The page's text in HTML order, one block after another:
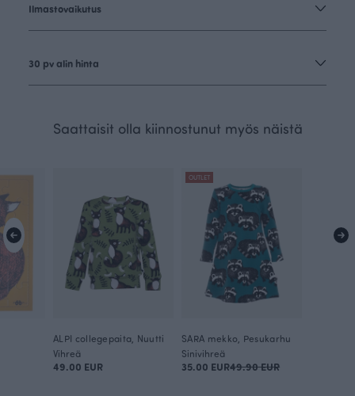
Ilmastovaikutus
30 pv alin hinta
Saattaisit olla kiinnostunut myös näistä
ALPI collegepaita, Nuutti
Vihreä
49.00 EUR
OUTLET
SARA mekko, Pesukarhu
Sinivihreä
35.00 EUR49.90 EUR